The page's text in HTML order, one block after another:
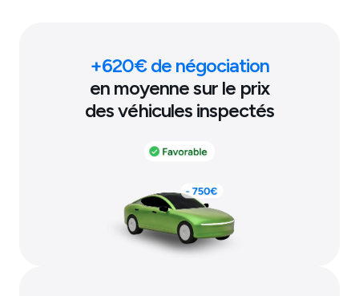
+620€ de négociation
en moyenne sur le prix
des véhicules inspectés